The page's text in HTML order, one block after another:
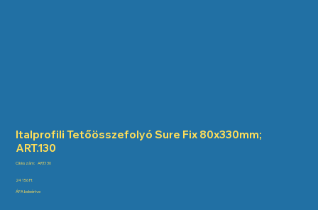
Italprofili Tetőösszefolyó Sure Fix 80x330mm;
ART.130
Cikkszám: Cikkszám:
ART.130
Ár
24 156 Ft
ÁFA beleértve